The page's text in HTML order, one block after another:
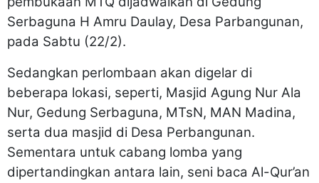
Serbaguna H Amru Daulay, Desa Parbangunan,
pada Sabtu (22/2).
Sedangkan perlombaan akan digelar di
beberapa lokasi, seperti, Masjid Agung Nur Ala
Nur, Gedung Serbaguna, MTsN, MAN Madina,
serta dua masjid di Desa Perbangunan.
Sementara untuk cabang lomba yang
dipertandingkan antara lain, seni baca Al-Qur’an